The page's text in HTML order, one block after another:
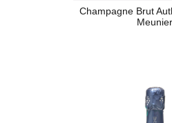
Champagne Brut
Meunier